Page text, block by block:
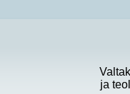
ja